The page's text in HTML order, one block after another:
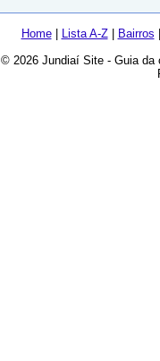
Home| Lista A-Z| Bairros
© 2026 Jundiaí Site - Guia